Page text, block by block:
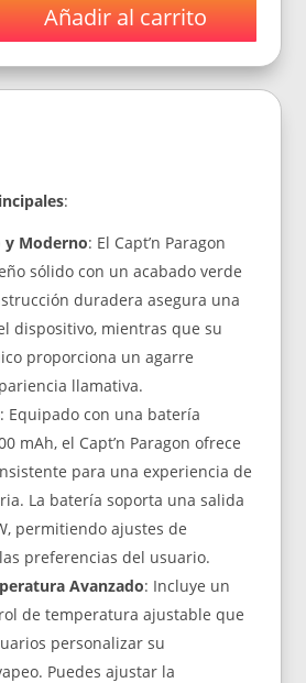
Añadir al carrito
:
y Moderno: El Capt’n Paragon
sólido con un acabado verde
duradera asegura una
dispositivo, mientras que su
proporciona un agarre
llamativa.
: Equipado con una batería
mAh, el Capt’n Paragon ofrece
para una experiencia de
La batería soporta una salida
permitiendo ajustes de
preferencias del usuario.
Avanzado: Incluye un
de temperatura ajustable que
personalizar su
Puedes ajustar la